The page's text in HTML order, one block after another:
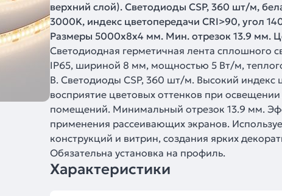
верхний слой). Светодиоды CSP, 360 шт/м,
3000K, индекс цветопередачи CRI>90, угол
Размеры 5000x8x4 мм. Мин. отрезок 13.9 мм.
Светодиодная герметичная лента сплошного
IP65, шириной 8 мм, мощностью 5 Вт/м,
В. Светодиоды CSP, 360 шт/м. Высокий индекс
восприятие цветовых оттенков при
помещений. Минимальный отрезок 13.9 мм.
применения рассеивающих экранов.
конструкций и витрин, создания ярких
Обязательна установка на профиль.
Характеристики